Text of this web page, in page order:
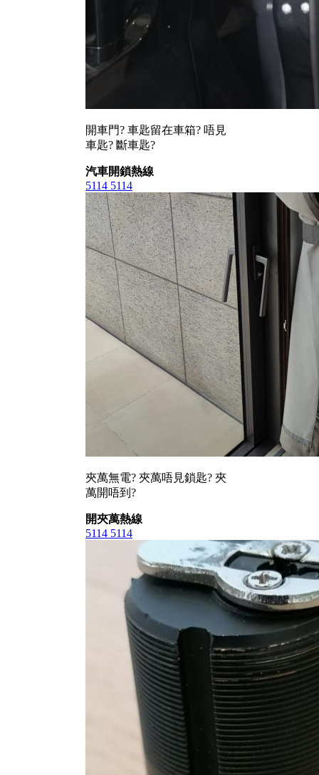
開車門? 車匙留在車箱? 唔見
車匙? 斷車匙?
汽車開鎖熱線
5114 5114
夾萬無電? 夾萬唔見鎖匙? 夾
萬開唔到?
開夾萬熱線
5114 5114